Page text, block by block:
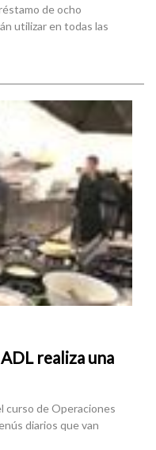
de ocho
utilizar en todas las
realiza una
curso de Operaciones
diarios que van